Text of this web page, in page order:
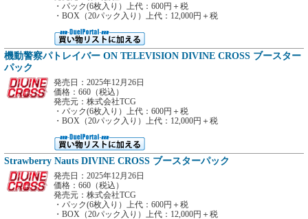
・パック(6枚入り）上代：600円＋税
・BOX（20パック入り）上代：12,000円＋税
機動警察パトレイバー ON TELEVISION DIVINE CROSS ブースター
パック
発売日：2025年12月26日
価格：660（税込）
発売元：株式会社TCG
・パック(6枚入り）上代：600円＋税
・BOX（20パック入り）上代：12,000円＋税
Strawberry Nauts DIVINE CROSS ブースターパック
発売日：2025年12月26日
価格：660（税込）
発売元：株式会社TCG
・パック(6枚入り）上代：600円＋税
・BOX（20パック入り）上代：12,000円＋税